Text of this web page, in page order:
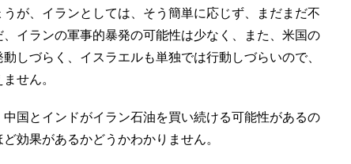
が、イランとしては、そう簡単に応じず、まだまだ不
イランの軍事的暴発の可能性は少なく、また、米国の
しづらく、イスラエルも単独では行動しづらいので、
せん。
国とインドがイラン石油を買い続ける可能性があるの
効果があるかどうかわかりません。